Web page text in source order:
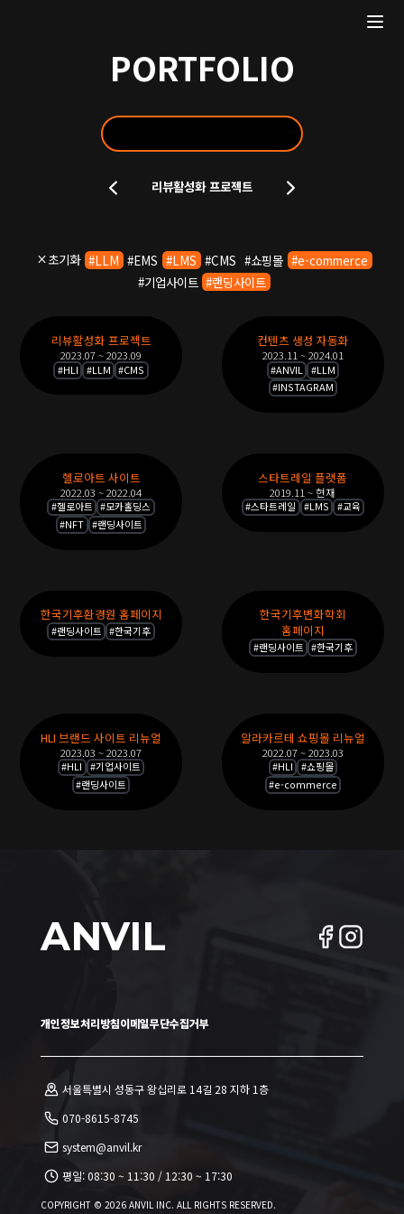
PORTFOLIO
리뷰활성화 프로젝트
초기화 #LLM #EMS #LMS #CMS #쇼핑몰 #e-commerce
#기업사이트 #랜딩사이트
리뷰활성화 프로젝트
2023.07 ~ 2023.09
#HLI #LLM #CMS
컨텐츠 생성 자동화
2023.11 ~ 2024.01
#ANVIL #LLM
#INSTAGRAM
헬로아트 사이트
2022.03 ~ 2022.04
#헬로아트 #모카홀딩스
#NFT #랜딩사이트
스타트레일 플랫폼
2019.11 ~ 현재
#스타트레일 #LMS #교육
한국기후환경원 홈페이지
#랜딩사이트 #한국기후
한국기후변화학회
홈페이지
#랜딩사이트 #한국기후
HLI 브랜드 사이트 리뉴얼
2023.03 ~ 2023.07
#HLI #기업사이트
#랜딩사이트
알라카르테 쇼핑몰 리뉴얼
2022.07 ~ 2023.03
#HLI #쇼핑몰
#e-commerce
ANVIL
개인정보처리방침이메일무단수집거부
서울특별시 성동구 왕십리로 14길 28 지하 1층
070-8615-8745
system@anvil.kr
평일:08:30 ~ 11:30 / 12:30 ~ 17:30
COPYRIGHT © 2026ANVIL INC. ALL RIGHTS RESERVED.